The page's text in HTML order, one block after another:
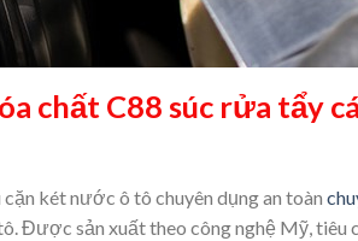
chất C88 súc rửa tẩy
két nước ô tô chuyên dụng an toàn
Được sản xuất theo công nghệ Mỹ, tiêu